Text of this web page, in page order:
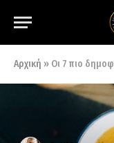
Αρχική » Οι 7 πιο